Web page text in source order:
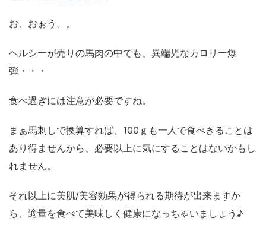
お、おぉう。。
ヘルシーが売りの馬肉の中でも、異端児なカロリー爆
弾・・・
食べ過ぎには注意が必要ですね。
まぁ馬刺しで換算すれば、100ｇも一人で食べきることは
あり得ませんから、必要以上に気にすることはないかもし
れません。
それ以上に美肌/美容効果が得られる期待が出来ますか
ら、適量を食べて美味しく健康になっちゃいましょう♪